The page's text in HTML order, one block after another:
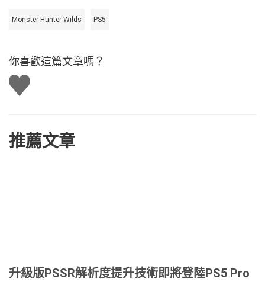
Monster Hunter Wilds PS5
你喜歡這篇文章嗎？
讚
推薦文章
升級版PSSR解析度提升技術即將登陸PS5 Pro